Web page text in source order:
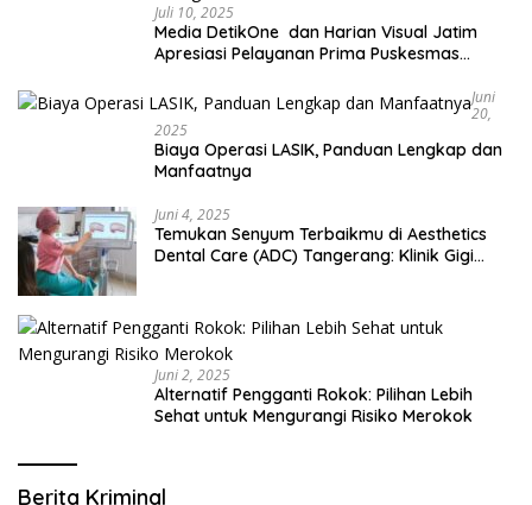
Juli 10, 2025
Media DetikOne dan Harian Visual Jatim
Apresiasi Pelayanan Prima Puskesmas
Juni
20,
2025
Biaya Operasi LASIK, Panduan Lengkap dan
Manfaatnya
Juni 4, 2025
Temukan Senyum Terbaikmu di Aesthetics
Dental Care (ADC) Tangerang: Klinik Gigi
Juni 2, 2025
Alternatif Pengganti Rokok: Pilihan Lebih
Sehat untuk Mengurangi Risiko Merokok
Berita Kriminal